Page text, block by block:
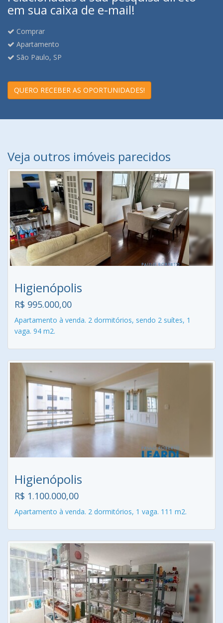
em sua caixa de e-mail!
Comprar
Apartamento
São Paulo, SP
QUERO RECEBER AS OPORTUNIDADES!
Veja outros imóveis parecidos
Higienópolis
R$ 995.000,00
Apartamento à venda. 2 dormitórios, sendo 2 suítes, 1
vaga. 94 m2.
Higienópolis
R$ 1.100.000,00
Apartamento à venda. 2 dormitórios, 1 vaga. 111 m2.